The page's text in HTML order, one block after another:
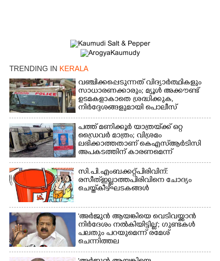
TRENDING IN KERALA
വഞ്ചിക്കപ്പെടുന്നത് വിദ്യാർത്ഥികളും
സാധാരണക്കാരും; മ്യൂൾ അക്കൗണ്ട്
ഉടമകളാകാതെ ശ്രദ്ധിക്കുക,
നിർദ്ദേശങ്ങളുമായി പൊലീസ്
പത്ത് മണിക്കൂർ യാത്രയ്‌ക്ക് ഒറ്റ
ഡ്രൈവർ മാത്രം; വിശ്രമം
ലഭിക്കാത്തതാണ് കെഎസ്‌ആർടിസി
അപകടത്തിന് കാരണമെന്ന്
വിമർശനം
സി.പി.എം ബക്കറ്റ് പിരിവിന്:
രസീത് ഇല്ലാത്ത പിരിവിനെ ചോദ്യം
ചെയ്ത് കീഴ്ഘടകങ്ങൾ
'അർജുൻ ആയങ്കിയെ വെടിവയ്ക്കാൻ
നിർദേശം നൽകിയിട്ടില്ല'; ഗുണ്ടകൾ
പലതും പറയുമെന്ന് രമേശ്
ചെന്നിത്തല